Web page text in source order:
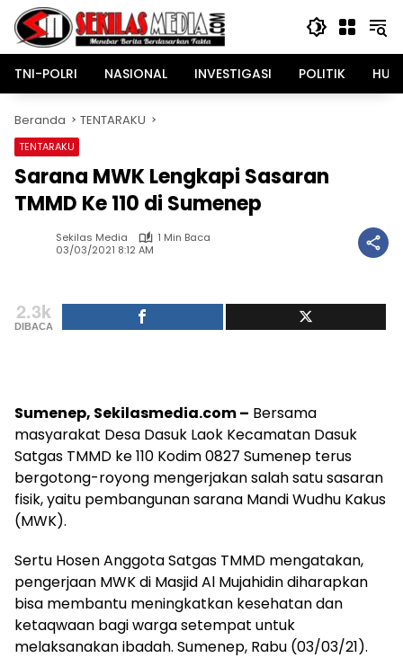
Langsung
konten
TNI-POLRI
NASIONAL INVESTIGASI POLITIK
Beranda TENTARAKU
TENTARAKU
Sarana MWK Lengkapi Sasaran
TMMD Ke 110 di Sumenep
Sekilas Media
1 Min Baca
03/03/2021 8:12 AM
2.3k
DIBACA
Sumenep, Sekilasmedia.com – Bersama
masyarakat Desa Dasuk Laok Kecamatan Dasuk
Satgas TMMD ke 110 Kodim 0827 Sumenep terus
bergotong-royong mengerjakan salah satu sasaran
fisik, yaitu pembangunan sarana Mandi Wudhu Kakus
(MWK).
Sertu Hosen Anggota Satgas TMMD mengatakan,
pengerjaan MWK di Masjid Al Mujahidin diharapkan
bisa membantu meningkatkan kesehatan dan
ketaqwaan bagi warga setempat untuk
melaksanakan ibadah. Sumenep, Rabu (03/03/21).